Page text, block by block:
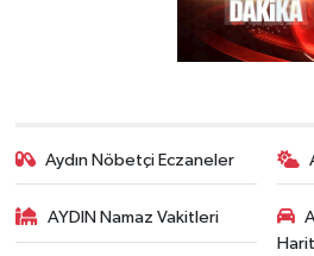
Aydın Nöbetçi Eczaneler
AYDIN Namaz Vakitleri